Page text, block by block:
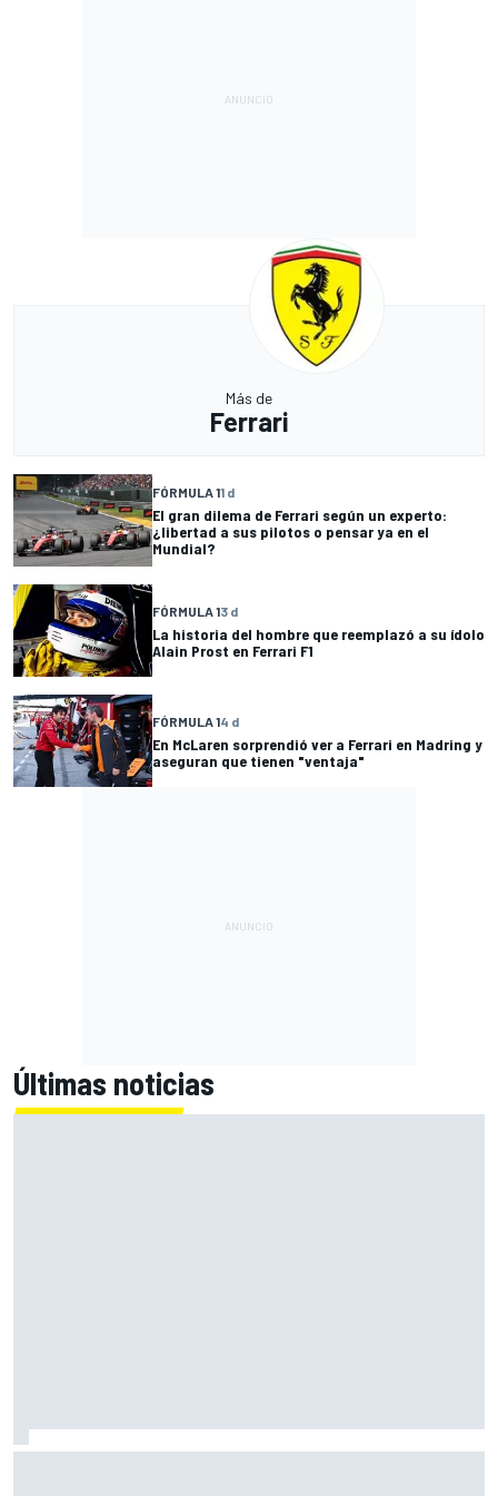
Más de
Ferrari
FÓRMULA 11 d
El gran dilema de Ferrari según un experto:
¿libertad a sus pilotos o pensar ya en el
Mundial?
FÓRMULA 13 d
La historia del hombre que reemplazó a su ídolo
Alain Prost en Ferrari F1
FÓRMULA 14 d
En McLaren sorprendió ver a Ferrari en Madring y
aseguran que tienen "ventaja"
Últimas noticias